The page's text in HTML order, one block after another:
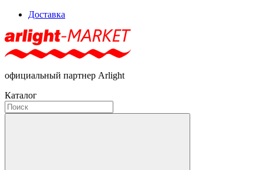
Доставка
официальный партнер Arlight
Каталог